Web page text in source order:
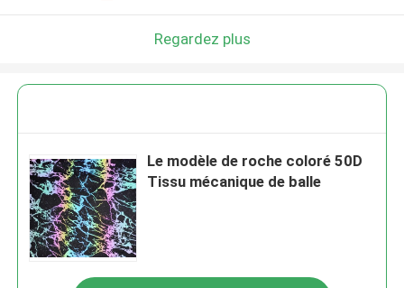
Regardez plus
Le modèle de roche coloré 50D
Tissu mécanique de balle